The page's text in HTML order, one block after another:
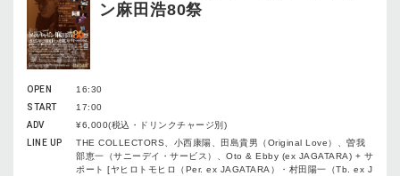
ン麻田浩80祭
OPEN
16:30
START
17:00
ADV
¥6,000(税込・ドリンクチャージ別)
LINE UP
THE COLLECTORS、小西康陽、田島貴男（Original Love）、曽我
部恵一（サニーデイ・サービス）、Oto & Ebby (ex JAGATARA) + サ
ポート [ヤヒロトモヒロ（Per. ex JAGATARA）・村田陽一（Tb. ex J